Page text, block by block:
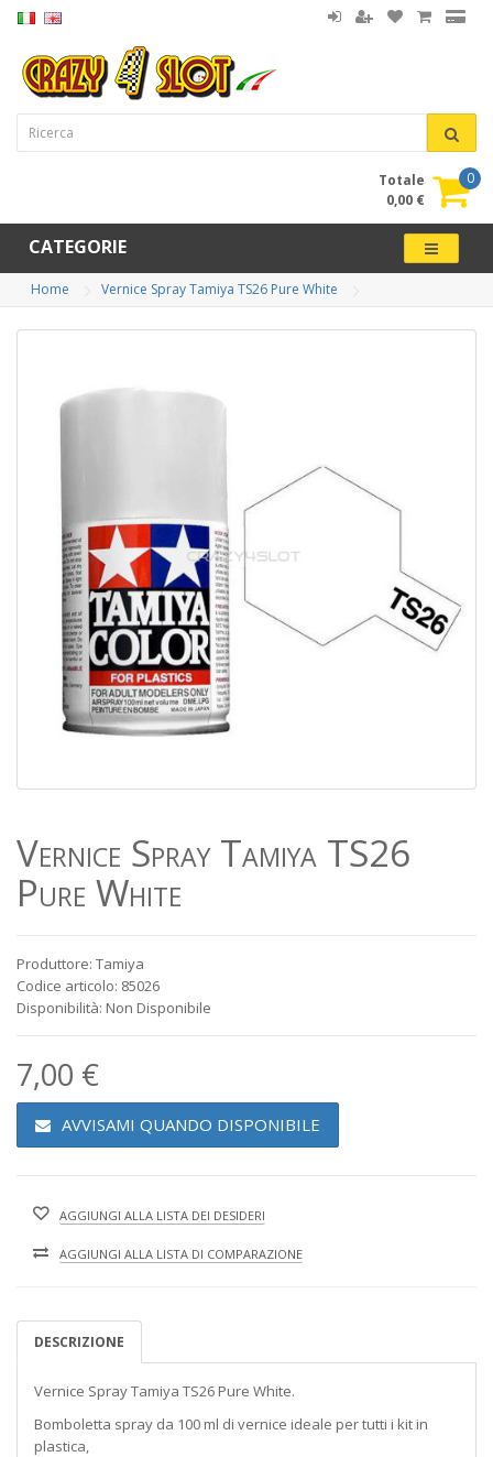
0
Totale
0,00 €
CATEGORIE
Home Vernice Spray Tamiya TS26 Pure White
Vernice Spray Tamiya TS26
Pure White
Produttore: Tamiya
Codice articolo: 85026
Disponibilità: Non Disponibile
7,00 €
AVVISAMI QUANDO DISPONIBILE
AGGIUNGI ALLA LISTA DEI DESIDERI
AGGIUNGI ALLA LISTA DI COMPARAZIONE
DESCRIZIONE
Vernice Spray Tamiya TS26 Pure White.
Bomboletta spray da 100 ml di vernice ideale per tutti i kit in
plastica,